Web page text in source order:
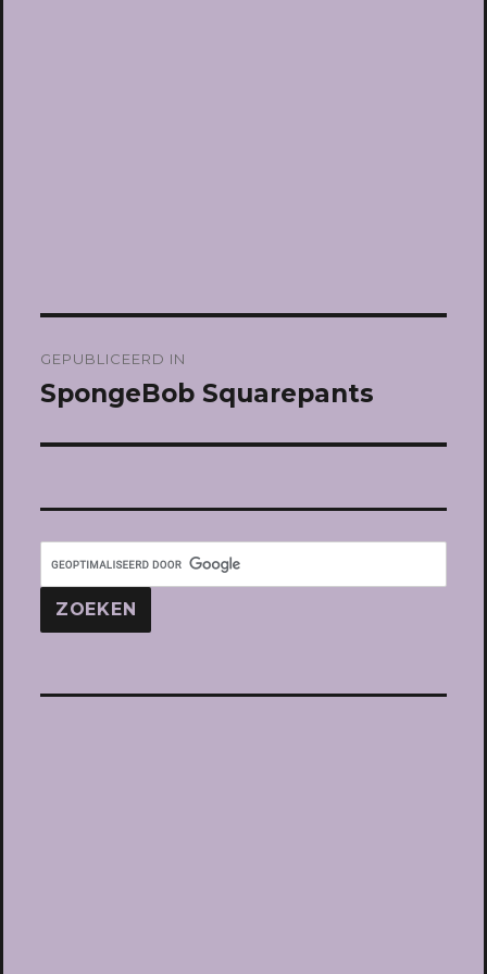
navigatie
GEPUBLICEERD IN
SpongeBob Squarepants